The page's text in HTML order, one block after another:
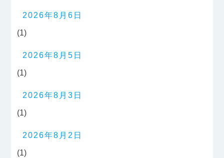
2026年8月6日
(1)
2026年8月5日
(1)
2026年8月3日
(1)
2026年8月2日
(1)